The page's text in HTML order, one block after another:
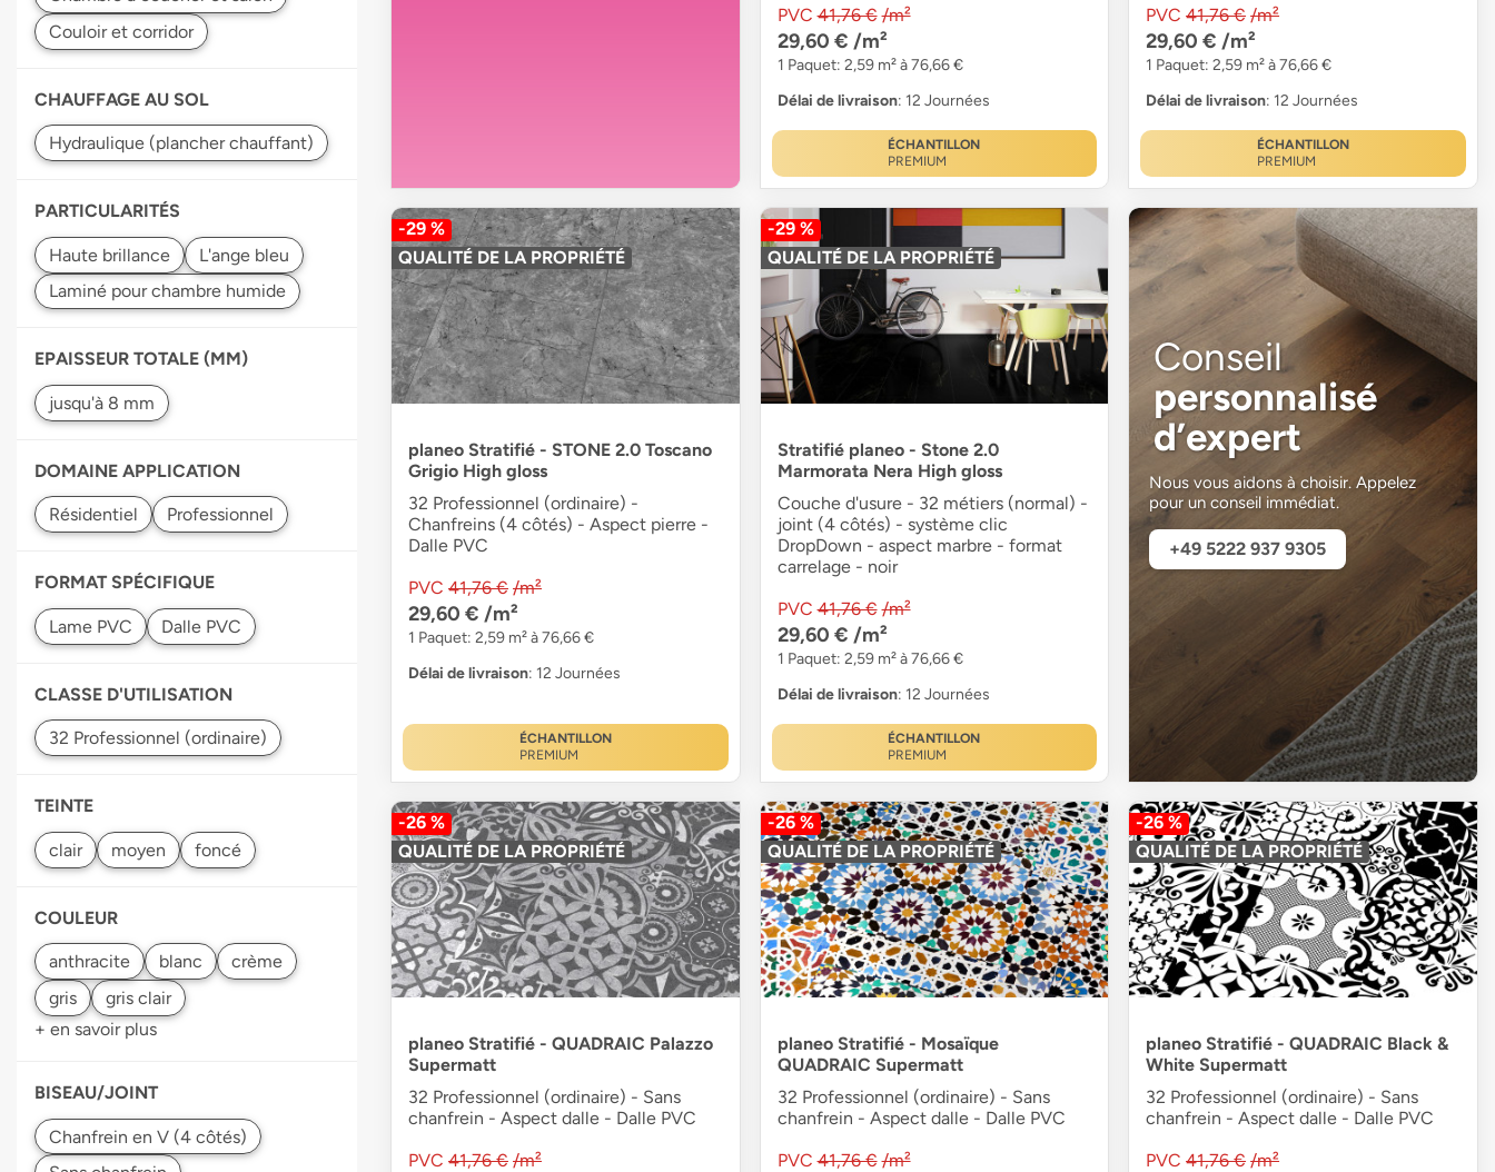
CHAUFFAGE AU SOL
PARTICULARITÉS
EPAISSEUR TOTALE (MM)
DOMAINE APPLICATION
FORMAT SPÉCIFIQUE
CLASSE D'UTILISATION
TEINTE
COULEUR
+ en savoir plus
BISEAU/JOINT
PVC 41,76 € /m²
29,60 € /m²
1 Paquet: 2,59 m² à 76,66 €
Délai de livraison: 12 Journées
ÉCHANTILLON
PREMIUM
PVC 41,76 € /m²
29,60 € /m²
1 Paquet: 2,59 m² à 76,66 €
Délai de livraison: 12 Journées
ÉCHANTILLON
PREMIUM
-29 %
QUALITÉ DE LA PROPRIÉTÉ
planeo Stratifié - STONE 2.0 Toscano
Grigio High gloss
32 Professionnel (ordinaire) -
Chanfreins (4 côtés) - Aspect pierre -
Dalle PVC
PVC 41,76 € /m²
29,60 € /m²
1 Paquet: 2,59 m² à 76,66 €
Délai de livraison: 12 Journées
ÉCHANTILLON
PREMIUM
-29 %
QUALITÉ DE LA PROPRIÉTÉ
Stratifié planeo - Stone 2.0
Marmorata Nera High gloss
Couche d'usure - 32 métiers (normal) -
joint (4 côtés) - système clic
DropDown - aspect marbre - format
carrelage - noir
PVC 41,76 € /m²
29,60 € /m²
1 Paquet: 2,59 m² à 76,66 €
Délai de livraison: 12 Journées
ÉCHANTILLON
PREMIUM
Conseil
personnalisé
d’expert
Nous vous aidons à choisir. Appelez
pour un conseil immédiat.
+49 5222 937 9305
-26 %
QUALITÉ DE LA PROPRIÉTÉ
planeo Stratifié - QUADRAIC Palazzo
Supermatt
32 Professionnel (ordinaire) - Sans
chanfrein - Aspect dalle - Dalle PVC
PVC 41,76 € /m²
-26 %
QUALITÉ DE LA PROPRIÉTÉ
planeo Stratifié - Mosaïque
QUADRAIC Supermatt
32 Professionnel (ordinaire) - Sans
chanfrein - Aspect dalle - Dalle PVC
PVC 41,76 € /m²
-26 %
QUALITÉ DE LA PROPRIÉTÉ
planeo Stratifié - QUADRAIC Black &
White Supermatt
32 Professionnel (ordinaire) - Sans
chanfrein - Aspect dalle - Dalle PVC
PVC 41,76 € /m²